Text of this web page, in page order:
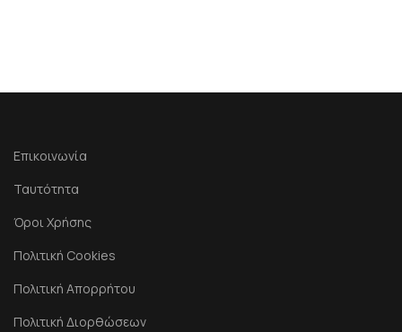
Επικοινωνία
Ταυτότητα
Όροι Χρήσης
Πολιτική Cookies
Πολιτική Απορρήτου
Πολιτική Διορθώσεων